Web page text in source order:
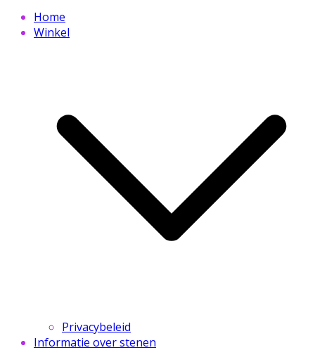
Home
Winkel
Privacybeleid
Informatie over stenen